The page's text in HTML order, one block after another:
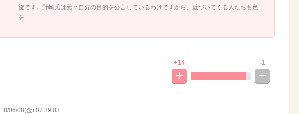
旋です。野崎氏は元々自分の目的を公言しているわけですから、近づいてくる人たちも色
を...
+14 -1
06/08(金) 07:39:03